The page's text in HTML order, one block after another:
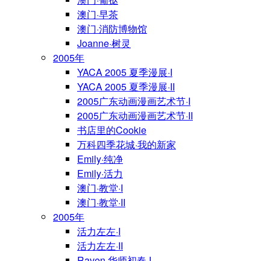
澳门·早茶
澳门·消防博物馆
Joanne·树灵
2005年
YACA 2005 夏季漫展·I
YACA 2005 夏季漫展·II
2005广东动画漫画艺术节·I
2005广东动画漫画艺术节·II
书店里的Cookie
万科四季花城·我的新家
Emily·纯净
Emily·活力
澳门·教堂·I
澳门·教堂·II
2005年
活力左左·I
活力左左·II